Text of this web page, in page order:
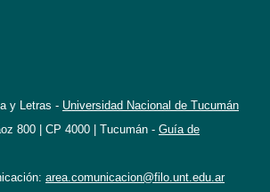
y Letras - Universidad Nacional de Tucumán
800 | CP 4000 | Tucumán - Guía de
area.comunicacion@filo.unt.edu.ar